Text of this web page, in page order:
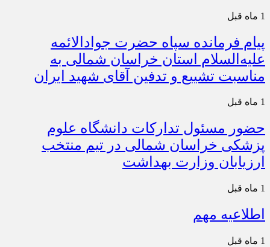
1 ماه قبل
پیام فرمانده سپاه حضرت جوادالائمه
علیه‌السلام استان خراسان شمالی به
مناسبت تشییع و تدفین آقای شهید ایران
1 ماه قبل
حضور مسئول تدارکات دانشگاه علوم
پزشکی خراسان شمالی در تیم منتخب
ارزیابان وزارت بهداشت
1 ماه قبل
اطلاعیه مهم
1 ماه قبل